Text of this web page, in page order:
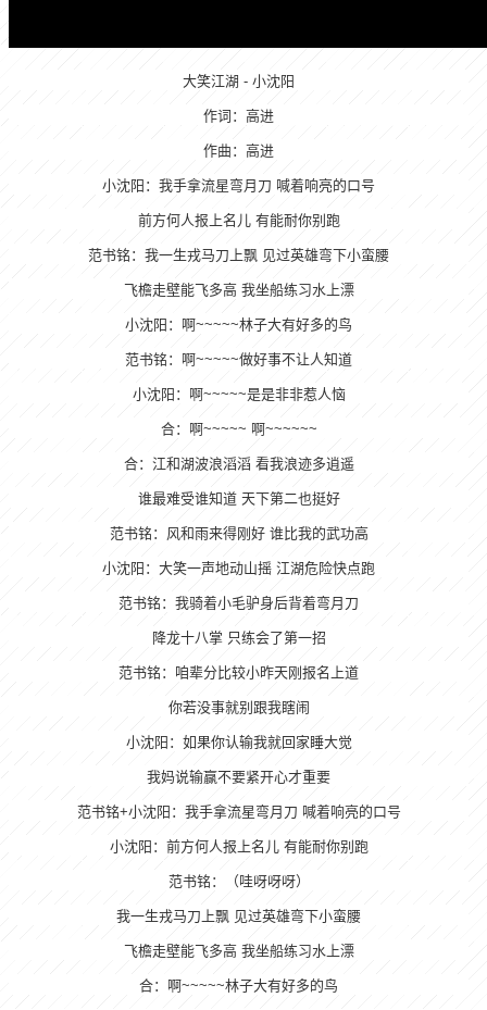
大笑江湖 - 小沈阳
作词：高进
作曲：高进
小沈阳：我手拿流星弯月刀 喊着响亮的口号
前方何人报上名儿 有能耐你别跑
范书铭：我一生戎马刀上飘 见过英雄弯下小蛮腰
飞檐走壁能飞多高 我坐船练习水上漂
小沈阳：啊~~~~~林子大有好多的鸟
范书铭：啊~~~~~做好事不让人知道
小沈阳：啊~~~~~是是非非惹人恼
合：啊~~~~~ 啊~~~~~~
合：江和湖波浪滔滔 看我浪迹多逍遥
谁最难受谁知道 天下第二也挺好
范书铭：风和雨来得刚好 谁比我的武功高
小沈阳：大笑一声地动山摇 江湖危险快点跑
范书铭：我骑着小毛驴身后背着弯月刀
降龙十八掌 只练会了第一招
范书铭：咱辈分比较小昨天刚报名上道
你若没事就别跟我瞎闹
小沈阳：如果你认输我就回家睡大觉
我妈说输赢不要紧开心才重要
范书铭+小沈阳：我手拿流星弯月刀 喊着响亮的口号
小沈阳：前方何人报上名儿 有能耐你别跑
范书铭：（哇呀呀呀）
我一生戎马刀上飘 见过英雄弯下小蛮腰
飞檐走壁能飞多高 我坐船练习水上漂
合：啊~~~~~林子大有好多的鸟